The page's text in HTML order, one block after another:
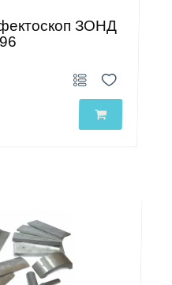
ЗОНД